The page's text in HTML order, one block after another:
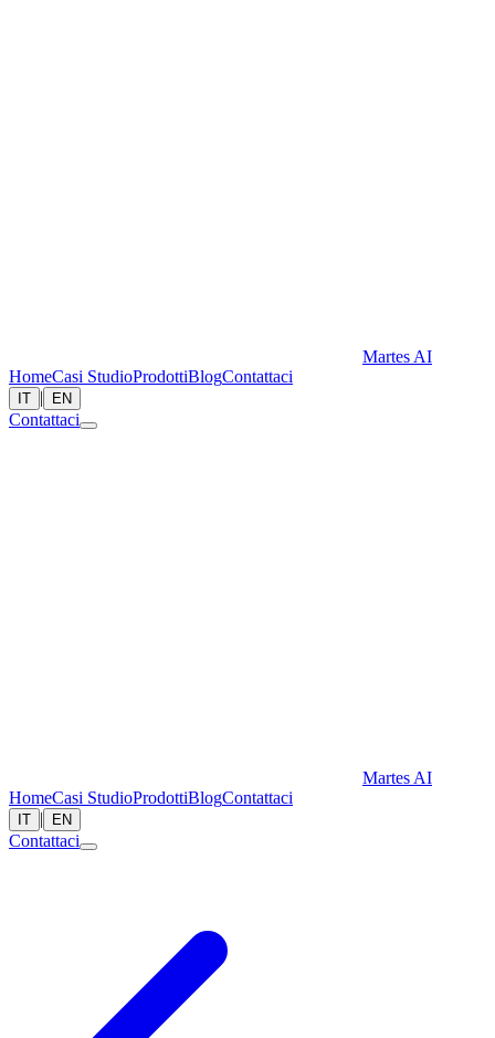
Martes AI
HomeCasi StudioProdottiBlogContattaci
IT | EN
Contattaci
Martes AI
HomeCasi StudioProdottiBlogContattaci
IT | EN
Contattaci